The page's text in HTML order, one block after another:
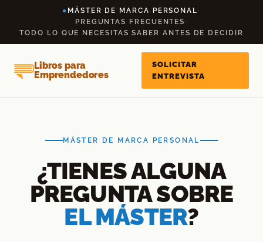
contenido
● MÁSTER DE MARCA PERSONAL ·
PREGUNTAS FRECUENTES ·
TODO LO QUE NECESITAS SABER ANTES DE DECIDIR
Libros para
Emprendedores
SOLICITAR
ENTREVISTA
MÁSTER DE MARCA PERSONAL
¿TIENES ALGUNA
PREGUNTA SOBRE
EL MÁSTER?